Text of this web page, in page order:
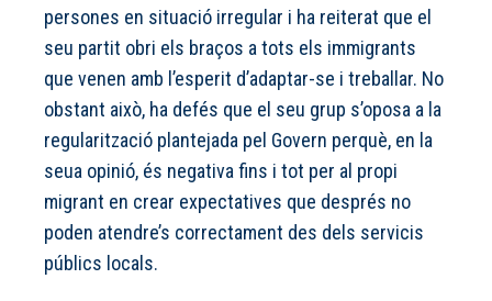
persones en situació irregular i ha reiterat que el
seu partit obri els braços a tots els immigrants
que venen amb l’esperit d’adaptar-se i treballar. No
obstant això, ha defés que el seu grup s’oposa a la
regularització plantejada pel Govern perquè, en la
seua opinió, és negativa fins i tot per al propi
migrant en crear expectatives que després no
poden atendre’s correctament des dels servicis
públics locals.